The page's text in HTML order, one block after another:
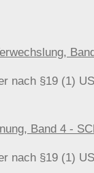
nach §19 (1)
Band 4 -
nach §19 (1)